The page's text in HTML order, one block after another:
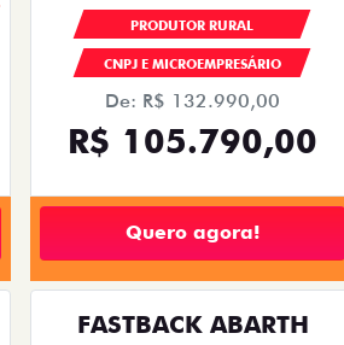
PRODUTOR RURAL
CNPJ E MICROEMPRESÁRIO
De: R$ 132.990,00
R$ 105.790,00
Quero agora!
FASTBACK ABARTH